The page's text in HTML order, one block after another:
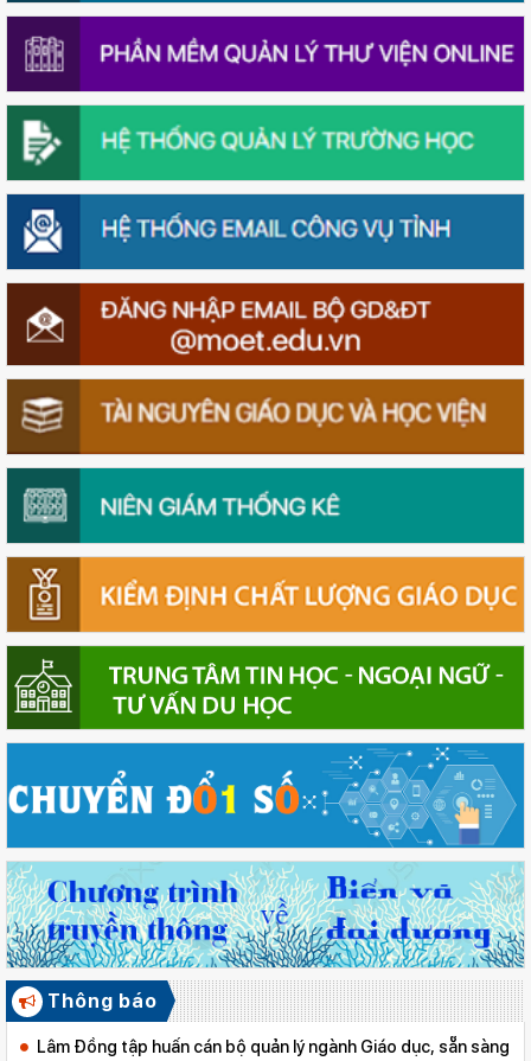
Thông báo
Lâm Đồng tập huấn cán bộ quản lý ngành Giáo dục, sẵn sàng